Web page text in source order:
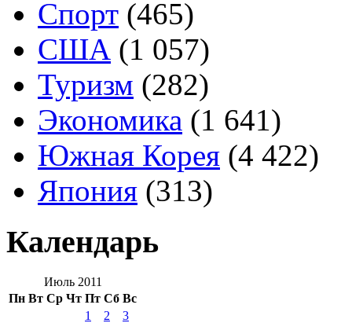
Спорт (465)
США (1 057)
Туризм (282)
Экономика (1 641)
Южная Корея (4 422)
Япония (313)
Календарь
Июль 2011
Пн Вт Ср Чт Пт Сб Вс
1 2
3